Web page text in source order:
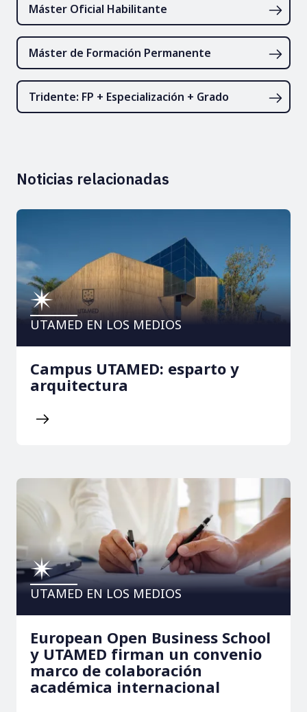
Máster Oficial Habilitante
Máster de Formación Permanente
Tridente: FP + Especialización + Grado
Noticias relacionadas
UTAMED EN LOS MEDIOS
Campus UTAMED: esparto y
arquitectura
UTAMED EN LOS MEDIOS
European Open Business School
y UTAMED firman un convenio
marco de colaboración
académica internacional